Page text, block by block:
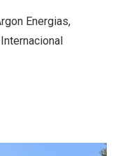
Energias,